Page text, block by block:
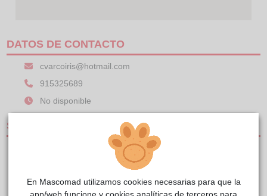
DATOS DE CONTACTO
cvarcoiris@hotmail.com
915325689
No disponible
SERVICIOS
CLÍNICAS DE PEQUEÑOS ANIMALES
En Mascomad utilizamos cookies necesarias para que la